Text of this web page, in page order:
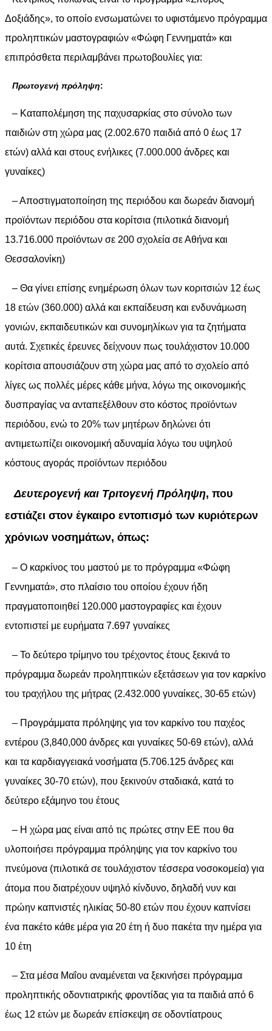
Δοξιάδης», το οποίο ενσωματώνει το υφιστάμενο πρόγραμμα
προληπτικών μαστογραφιών «Φώφη Γεννηματά» και
επιπρόσθετα περιλαμβάνει πρωτοβουλίες για:
Πρωτογενή πρόληψη:
– Καταπολέμηση της παχυσαρκίας στο σύνολο των
παιδιών στη χώρα μας (2.002.670 παιδιά από 0 έως 17
ετών) αλλά και στους ενήλικες (7.000.000 άνδρες και
γυναίκες)
– Αποστιγματοποίηση της περιόδου και δωρεάν διανομή
προϊόντων περιόδου στα κορίτσια (πιλοτικά διανομή
13.716.000 προϊόντων σε 200 σχολεία σε Αθήνα και
Θεσσαλονίκη)
– Θα γίνει επίσης ενημέρωση όλων των κοριτσιών 12 έως
18 ετών (360.000) αλλά και εκπαίδευση και ενδυνάμωση
γονιών, εκπαιδευτικών και συνομηλίκων για τα ζητήματα
αυτά. Σχετικές έρευνες δείχνουν πως τουλάχιστον 10.000
κορίτσια απουσιάζουν στη χώρα μας από το σχολείο από
λίγες ως πολλές μέρες κάθε μήνα, λόγω της οικονομικής
δυσπραγίας να ανταπεξέλθουν στο κόστος προϊόντων
περιόδου, ενώ το 20% των μητέρων δηλώνει ότι
αντιμετωπίζει οικονομική αδυναμία λόγω του υψηλού
κόστους αγοράς προϊόντων περιόδου
Δευτερογενή και Τριτογενή Πρόληψη, που
εστιάζει στον έγκαιρο εντοπισμό των κυριότερων
χρόνιων νοσημάτων, όπως:
– Ο καρκίνος του μαστού με το πρόγραμμα «Φώφη
Γεννηματά», στο πλαίσιο του οποίου έχουν ήδη
πραγματοποιηθεί 120.000 μαστογραφίες και έχουν
εντοπιστεί με ευρήματα 7.697 γυναίκες
– Το δεύτερο τρίμηνο του τρέχοντος έτους ξεκινά το
πρόγραμμα δωρεάν προληπτικών εξετάσεων για τον καρκίνο
του τραχήλου της μήτρας (2.432.000 γυναίκες, 30-65 ετών)
– Προγράμματα πρόληψης για τον καρκίνο του παχέος
εντέρου (3,840,000 άνδρες και γυναίκες 50-69 ετών), αλλά
και τα καρδιαγγειακά νοσήματα (5.706.125 άνδρες και
γυναίκες 30-70 ετών), που ξεκινούν σταδιακά, κατά το
δεύτερο εξάμηνο του έτους
– Η χώρα μας είναι από τις πρώτες στην ΕΕ που θα
υλοποιήσει πρόγραμμα πρόληψης για τον καρκίνο του
πνεύμονα (πιλοτικά σε τουλάχιστον τέσσερα νοσοκομεία) για
άτομα που διατρέχουν υψηλό κίνδυνο, δηλαδή νυν και
πρώην καπνιστές ηλικίας 50-80 ετών που έχουν καπνίσει
ένα πακέτο κάθε μέρα για 20 έτη ή δυο πακέτα την ημέρα για
10 έτη
– Στα μέσα Μαΐου αναμένεται να ξεκινήσει πρόγραμμα
προληπτικής οδοντιατρικής φροντίδας για τα παιδιά από 6
έως 12 ετών με δωρεάν επίσκεψη σε οδοντίατρους